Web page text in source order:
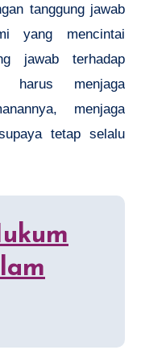
tanggung jawab
yang mencintai
jawab terhadap
harus menjaga
menjaga
tetap selalu